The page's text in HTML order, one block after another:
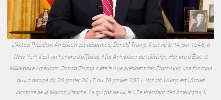
L'Actuel Président Américain est désormais, Donald Trump. Il est né le 14 juin 1946, à
New York, il est un homme d'affaires, il fut Animateur de télévision, Homme d'État et
Milliardaire Américain. Donald Trump a été le 45e président des États-Unis, une fonction
qu'il a occupé du 20 janvier 2017 au 20 janvier 2021. Donald Trump est l'Actuel
locataire de la Maison Blanche. Ce qui fait de lui, le 47e Président des Américains. Il